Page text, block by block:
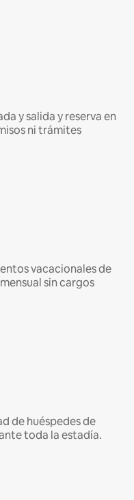
y salida y reserva en
ni trámites
vacacionales de
sin cargos
de huéspedes de
toda la estadía.